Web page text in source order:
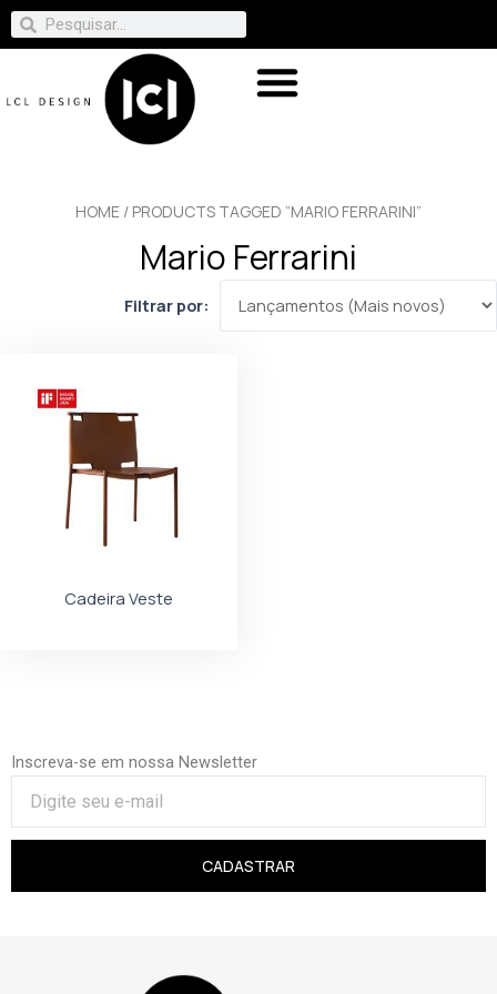
HOME / PRODUCTS TAGGED “MARIO FERRARINI”
Mario Ferrarini
Filtrar por:
Cadeira Veste
Inscreva-se em nossa Newsletter
CADASTRAR